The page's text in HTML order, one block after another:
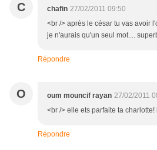
C chafin 27/02/2011 09:50
<br /> après le césar tu vas avoir
je n'aurais qu'un seul mot....
Répondre
O oum mouncif rayan 27/02/2011
<br /> elle ets parfaite ta
Répondre